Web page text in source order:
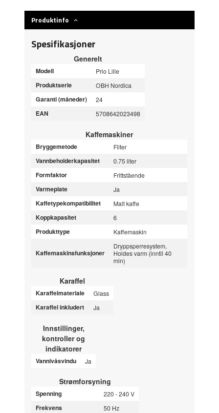
Produktinfo
Spesifikasjoner
Generelt
Modell Prio Lille
Produktserie OBH Nordica
Garanti (måneder) 24
EAN 5708642023498
Kaffemaskiner
Bryggemetode Filter
Vannbeholderkapasitet 0.75 liter
Formfaktor Frittstående
Varmeplate Ja
Kaffetypekompatibilitet Malt kaffe
Koppkapasitet 6
Produkttype Kaffemaskin
Kaffemaskinsfunksjoner
Dryppsperresystem,
Holdes varm (inntil 40
min)
Karaffel
Karaffelmateriale Glass
Karaffel inkludert Ja
Innstillinger,
kontroller og
indikatorer
Vannivåsvindu Ja
Strømforsyning
Spenning 220 - 240 V
Frekvens 50 Hz